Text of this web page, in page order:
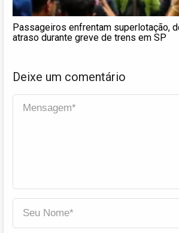
Passageiros enfrentam superlotação,
atraso durante greve de trens em SP
Deixe um comentário